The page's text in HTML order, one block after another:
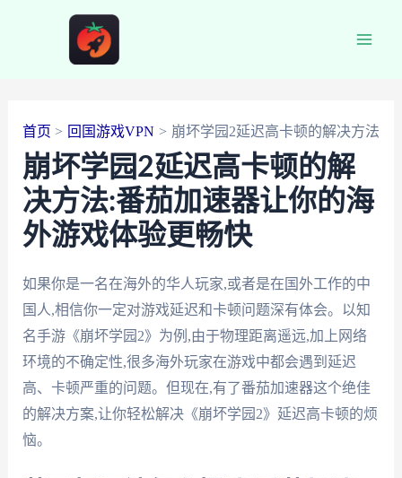
首页 回国游戏VPN 崩坏学园2延迟高卡顿的解决方法
崩坏学园2延迟高卡顿的解
决方法:番茄加速器让你的海
外游戏体验更畅快
如果你是一名在海外的华人玩家,或者是在国外工作的中
国人,相信你一定对游戏延迟和卡顿问题深有体会。以知
名手游《崩坏学园2》为例,由于物理距离遥远,加上网络
环境的不确定性,很多海外玩家在游戏中都会遇到延迟
高、卡顿严重的问题。但现在,有了番茄加速器这个绝佳
的解决方案,让你轻松解决《崩坏学园2》延迟高卡顿的烦
恼。